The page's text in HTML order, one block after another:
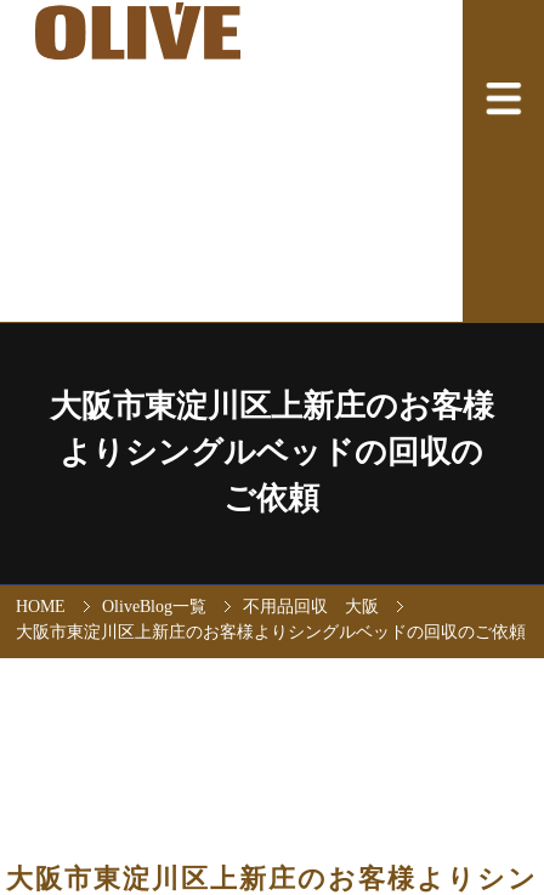
大阪市東淀川区上新庄のお客様
よりシングルベッドの回収の
ご依頼
HOME OliveBlog一覧
不用品回収 大阪
大阪市東淀川区上新庄のお客様よりシングルベッドの回収のご依頼
大阪市東淀川区上新庄のお客様よりシン